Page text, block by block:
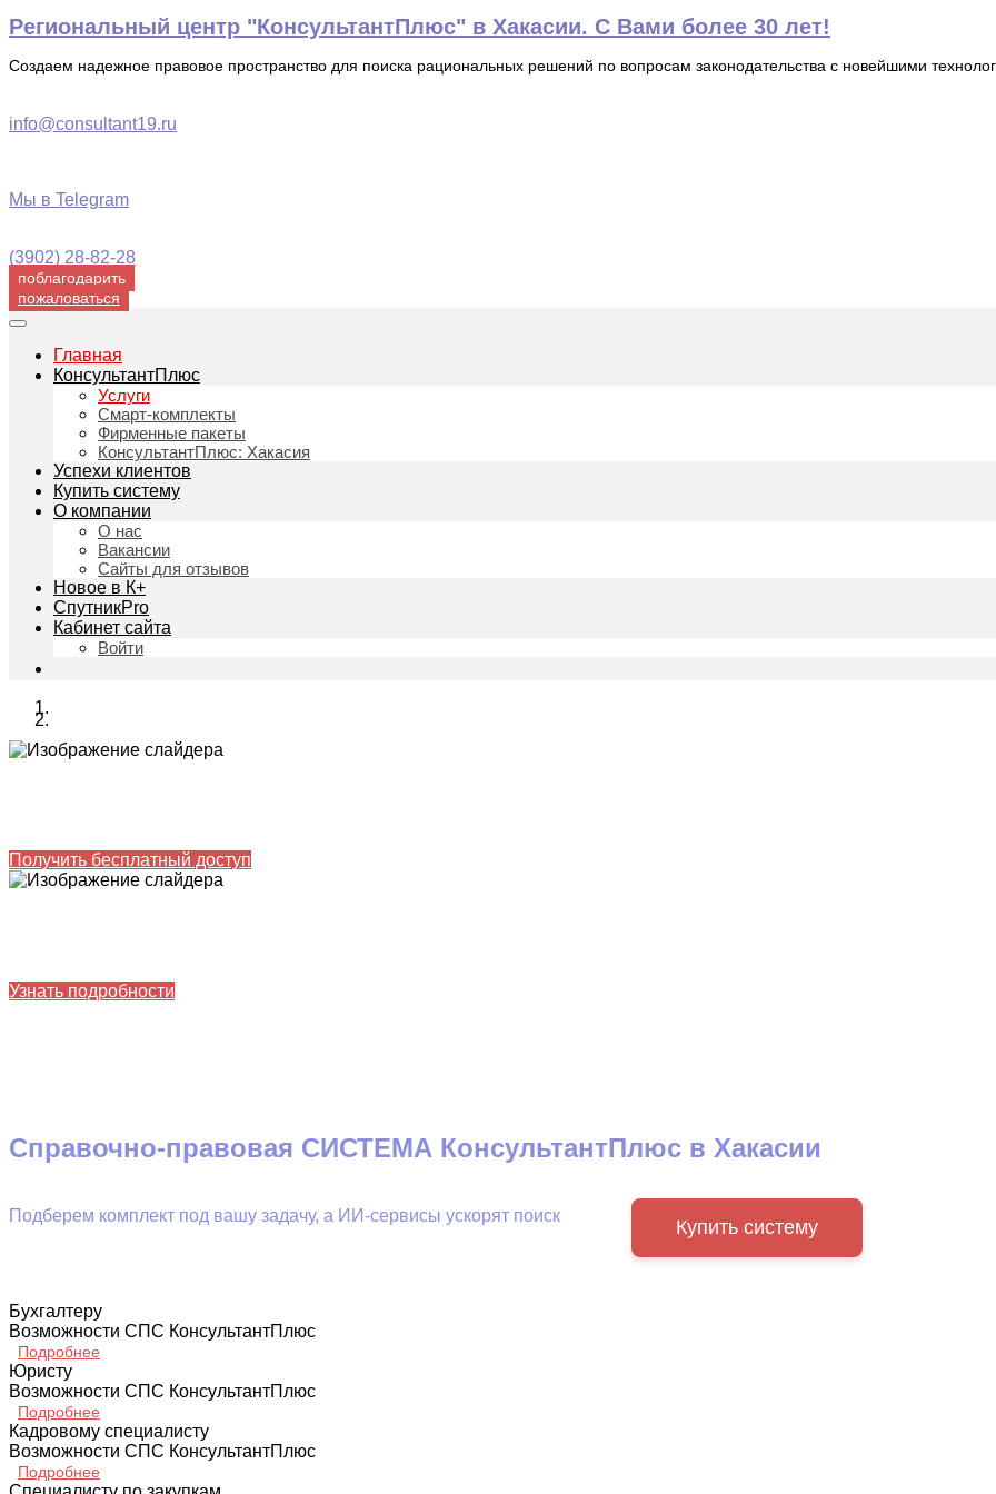
Перейти
к
содержимому
Региональный центр "КонсультантПлюс" в Хакасии. С Вами более 30 лет!
Создаем надежное правовое пространство для поиска рациональных решений по вопросам законодательства с новейшими
info@consultant19.ru
Мы в Telegram
(3902) 28-82-28
поблагодарить
пожаловаться
Главная
КонсультантПлюс
Услуги
Смарт-комплекты
Фирменные пакеты
КонсультантПлюс: Хакасия
Успехи клиентов
Купить систему
О компании
О нас
Вакансии
Сайты для отзывов
Новое в К+
СпутникPro
Кабинет сайта
Войти
Получить бесплатный доступ
Узнать подробности
Справочно-правовая СИСТЕМА КонсультантПлюс в Хакасии
Подберем комплект под вашу задачу, а ИИ-сервисы ускорят поиск
Купить систему
Бухгалтеру
Возможности СПС КонсультантПлюс
Подробнее
Юристу
Возможности СПС КонсультантПлюс
Подробнее
Кадровому специалисту
Возможности СПС КонсультантПлюс
Подробнее